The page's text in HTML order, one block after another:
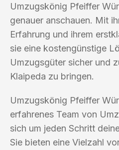
Umzugskönig Pfeiffer
genauer anschauen. Mit
Erfahrung und ihrem
sie eine kostengünstige
Umzugsgüter sicher und
Klaipeda zu bringen.
Umzugskönig Pfeiffer
erfahrenes Team von
sich um jeden Schritt
Sie bieten eine Vielzahl